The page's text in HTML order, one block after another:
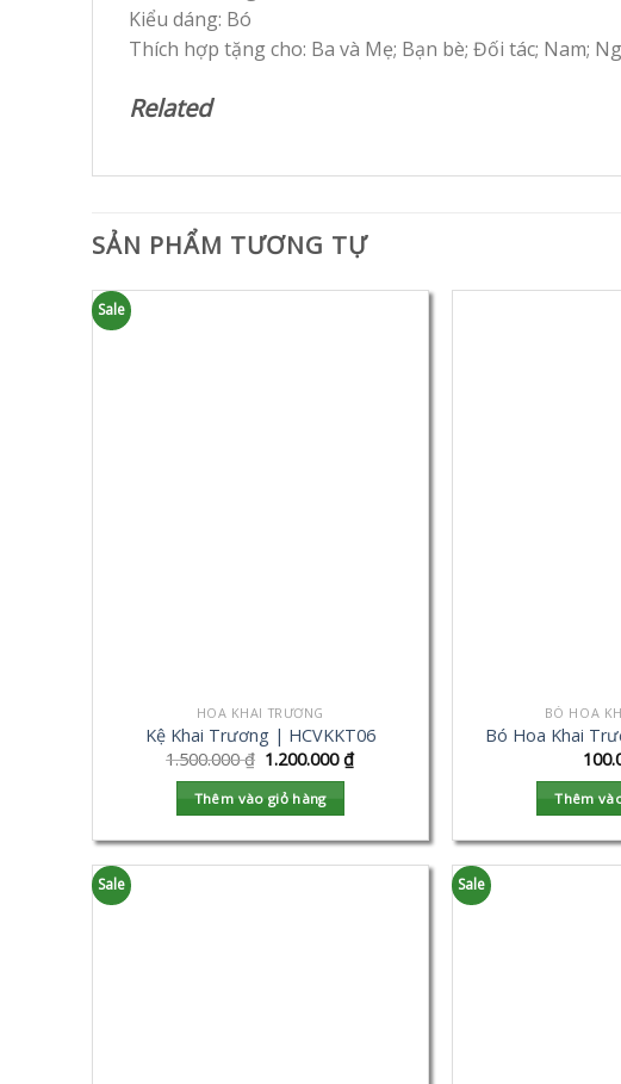
Kiểu dáng: Bó
Thích hợp tặng cho: Ba và Mẹ; Bạn bè; Đối tác; Nam;
Related
SẢN PHẨM TƯƠNG TỰ
Sale
HOA KHAI TRƯƠNG
Kệ Khai Trương | HCVKKT06
1.500.000₫ 1.200.000₫
Thêm vào giỏ hàng
BÓ HOA
Bó Hoa Khai
Thêm
Sale Sale